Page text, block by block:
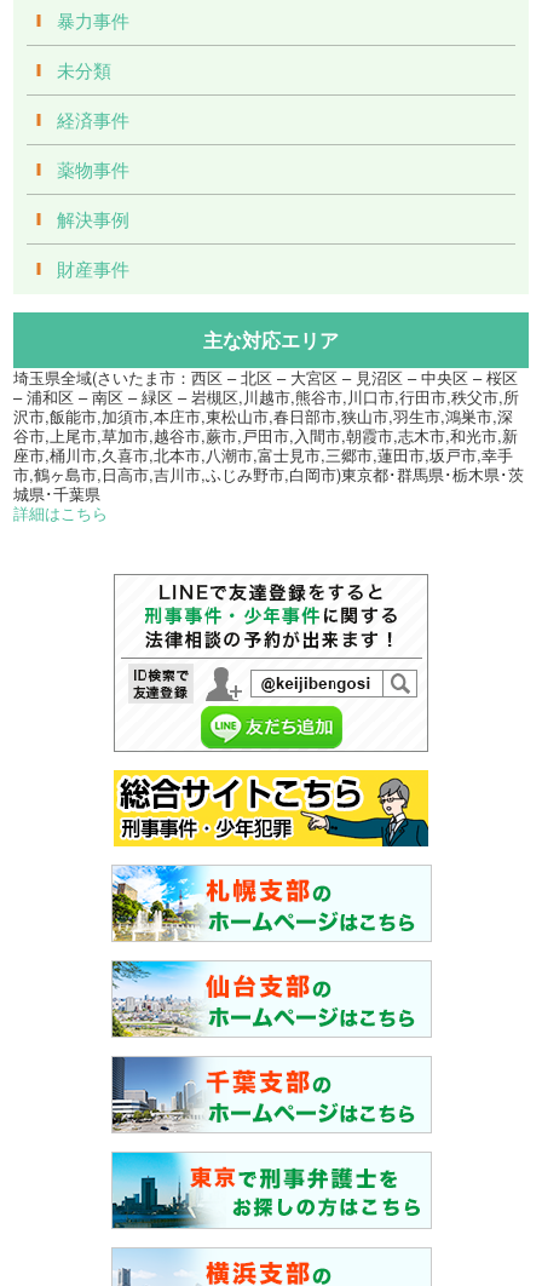
暴力事件
未分類
経済事件
薬物事件
解決事例
財産事件
主な対応エリア
埼玉県全域(さいたま市：西区 – 北区 – 大宮区 – 見沼区 – 中央区 – 桜区
– 浦和区 – 南区 – 緑区 – 岩槻区,川越市,熊谷市,川口市,行田市,秩父市,所
沢市,飯能市,加須市,本庄市,東松山市,春日部市,狭山市,羽生市,鴻巣市,深
谷市,上尾市,草加市,越谷市,蕨市,戸田市,入間市,朝霞市,志木市,和光市,新
座市,桶川市,久喜市,北本市,八潮市,富士見市,三郷市,蓮田市,坂戸市,幸手
市,鶴ヶ島市,日高市,吉川市,ふじみ野市,白岡市)東京都･群馬県･栃木県･茨
城県･千葉県
詳細はこちら